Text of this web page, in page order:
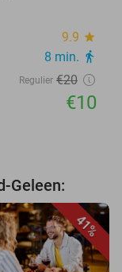
9.9 star
8 min. directions_walk
Regulier €20
€10
Geleen:
41%